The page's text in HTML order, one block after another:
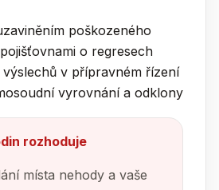
poškozeného
o regresech
v přípravném řízení
vyrovnání a odklony
rozhoduje
místa nehody a vaše